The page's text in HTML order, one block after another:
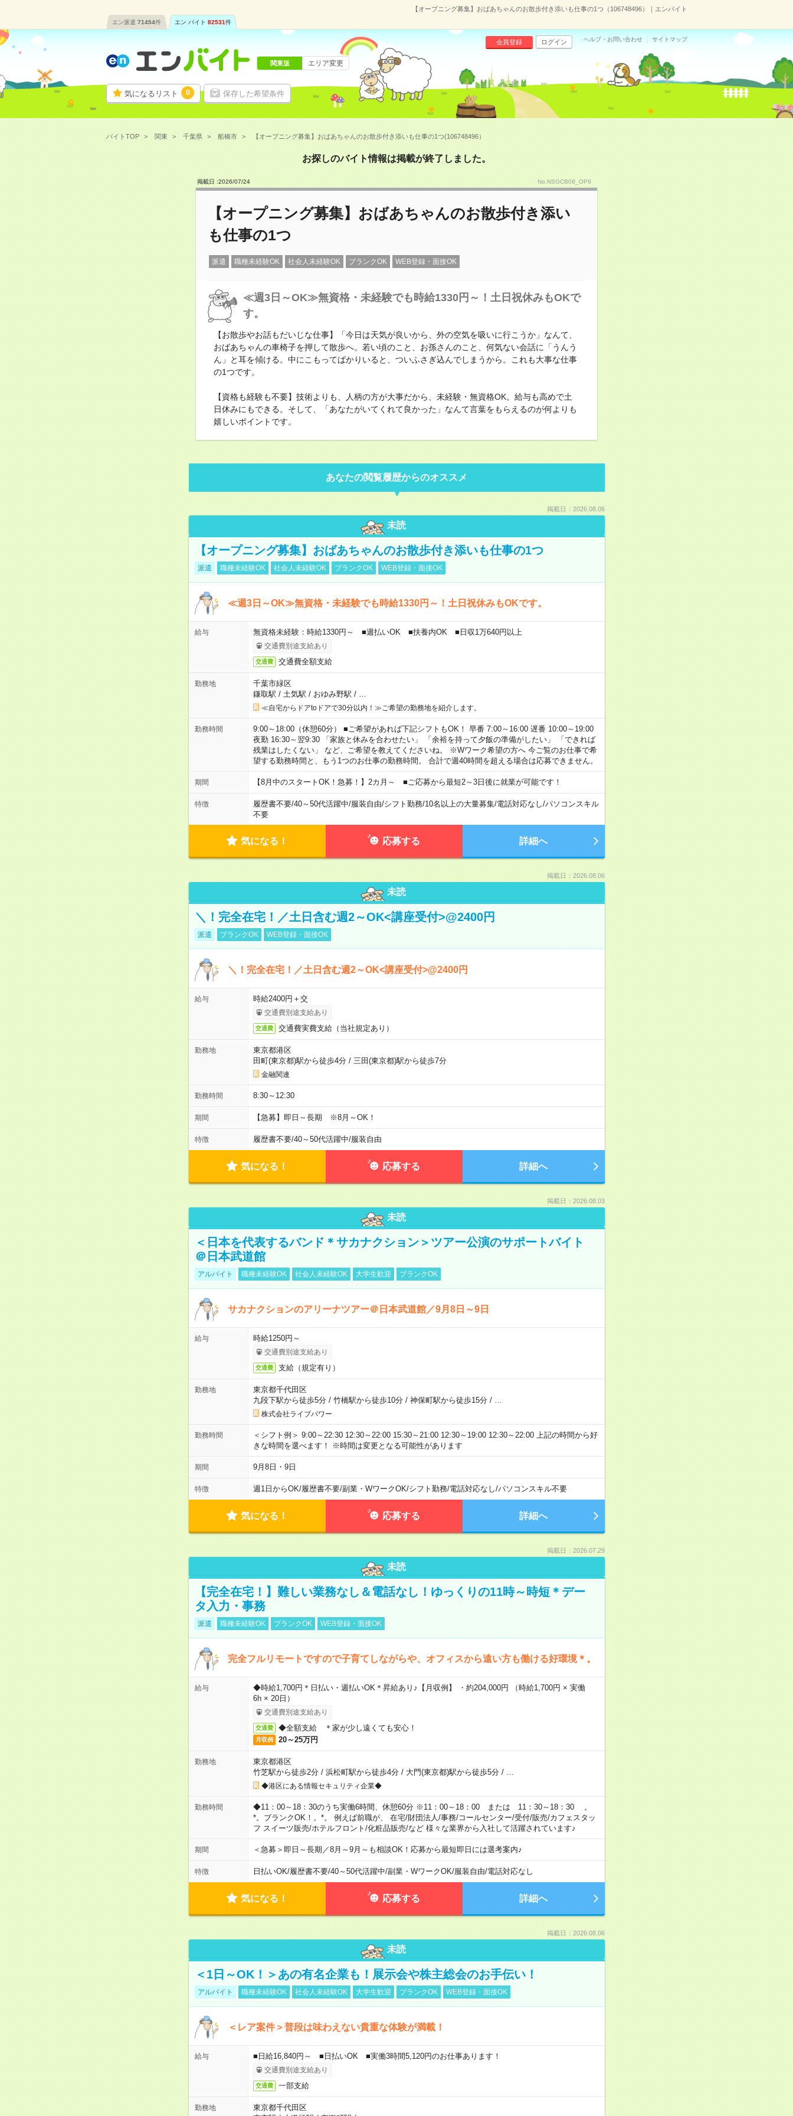
【オープニング募集】おばあちゃんのお散歩付き添いも仕事の1つ（106748496）｜エンバイト
エン派遣 71454件 エン バイト 82531件
気になるリスト 0 保存した希望条件
会員登録 ログイン ヘルプ・お問い合わせ サイトマップ
関東版 エリア変更
バイトTOP 関東 千葉県 船橋市 【オープニング募集】おばあちゃんのお散歩付き添いも仕事の1つ(106748496）
お探しのバイト情報は掲載が終了しました。
掲載日 :2026/07/24 No.NSGCB08_OP9
【オープニング募集】おばあちゃんのお散歩付き添い
も仕事の1つ
派遣 職種未経験OK 社会人未経験OK ブランクOK WEB登録・面接OK
≪週3日～OK≫無資格・未経験でも時給1330円～！土日祝休みもOKで
す。
【お散歩やお話もだいじな仕事】「今日は天気が良いから、外の空気を吸いに行こうか」なんて、
おばあちゃんの車椅子を押して散歩へ。若い頃のこと、お孫さんのこと、何気ない会話に「うんう
ん」と耳を傾ける。中にこもってばかりいると、ついふさぎ込んでしまうから。これも大事な仕事
の1つです。
【資格も経験も不要】技術よりも、人柄の方が大事だから、未経験・無資格OK。給与も高めで土
日休みにもできる。そして、「あなたがいてくれて良かった」なんて言葉をもらえるのが何よりも
嬉しいポイントです。
あなたの閲覧履歴からのオススメ
掲載日：2026.08.06
未読
【オープニング募集】おばあちゃんのお散歩付き添いも仕事の1つ
派遣 職種未経験OK 社会人未経験OK ブランクOK WEB登録・面接OK
≪週3日～OK≫無資格・未経験でも時給1330円～！土日祝休みもOKです。
給与 無資格未経験：時給1330円～ ■週払いOK ■扶養内OK ■日収1万640円以上
交通費別途支給あり
交通費 交通費全額支給
勤務地
千葉市緑区
鎌取駅 / 土気駅 / おゆみ野駅 /
≪自宅からドアtoドアで30分以内！≫ご希望の勤務地を紹介します。
勤務時間
9:00～18:00（休憩60分） ■ご希望があれば下記シフトもOK！ 早番 7:00～16:00 遅番 10:00～19:00
夜勤 16:30～翌9:30 「家族と休みを合わせたい」 「余裕を持って夕飯の準備がしたい」 「できれば
残業はしたくない」 など、ご希望を教えてくださいね。 ※Wワーク希望の方へ 今ご覧のお仕事で希
望する勤務時間と、もう1つのお仕事の勤務時間。 合計で週40時間を超える場合は応募できません。
期間 【8月中のスタートOK！急募！】2カ月～ ■ご応募から最短2～3日後に就業が可能です！
特徴 履歴書不要/40～50代活躍中/服装自由/シフト勤務/10名以上の大量募集/電話対応なし/パソコンスキル
不要
気になる！ 応募する 詳細へ
掲載日：2026.08.06
未読
＼！完全在宅！／土日含む週2～OK<講座受付>@2400円
派遣 ブランクOK WEB登録・面接OK
＼！完全在宅！／土日含む週2～OK<講座受付>@2400円
給与 時給2400円＋交
交通費別途支給あり
交通費 交通費実費支給（当社規定あり）
勤務地
東京都港区
田町(東京都)駅から徒歩4分/ 三田(東京都)駅から徒歩7分
金融関連
勤務時間 8:30～12:30
期間 【急募】即日～長期 ※8月～OK！
特徴 履歴書不要/40～50代活躍中/服装自由
気になる！ 応募する 詳細へ
掲載日：2026.08.03
未読
＜日本を代表するバンド＊サカナクション＞ツアー公演のサポートバイト
＠日本武道館
アルバイト 職種未経験OK 社会人未経験OK 大学生歓迎 ブランクOK
サカナクションのアリーナツアー＠日本武道館／9月8日～9日
給与 時給1250円～
交通費別途支給あり
交通費 支給（規定有り）
勤務地
東京都千代田区
九段下駅から徒歩5分/ 竹橋駅から徒歩10分/ 神保町駅から徒歩15分/
株式会社ライブパワー
勤務時間
＜シフト例＞ 9:00～22:30 12:30～22:00 15:30～21:00 12:30～19:00 12:30～22:00 上記の時間から好
きな時間を選べます！ ※時間は変更となる可能性があります
期間 9月8日・9日
特徴 週1日からOK/履歴書不要/副業・WワークOK/シフト勤務/電話対応なし/パソコンスキル不要
気になる！ 応募する 詳細へ
掲載日：2026.07.29
未読
【完全在宅！】難しい業務なし＆電話なし！ゆっくりの11時～時短＊デー
タ入力・事務
派遣 職種未経験OK ブランクOK WEB登録・面接OK
完全フルリモートですので子育てしながらや、オフィスから遠い方も働ける好環境＊。
給与
◆時給1,700円＊日払い・週払いOK＊昇給あり♪【月収例】 ・約204,000円 （時給1,700円 × 実働
6h × 20日）
交通費別途支給あり
交通費 ◆全額支給 ＊家が少し遠くても安心！
月収例 20～25万円
勤務地
東京都港区
竹芝駅から徒歩2分/ 浜松町駅から徒歩4分/ 大門(東京都)駅から徒歩5分/
◆港区にある情報セキュリティ企業◆
勤務時間
◆11：00～18：30のうち実働6時間、休憩60分 ※11：00～18：00 または 11：30～18：30 。
*。ブランクOK！。*。 例えば前職が、 在宅/財団法人/事務/コールセンター/受付/販売/カフェスタッ
フ スイーツ販売/ホテルフロント/化粧品販売/など 様々な業界から入社して活躍されています♪
期間 ＜急募＞即日～長期／8月～9月～も相談OK！応募から最短即日には選考案内♪
特徴 日払いOK/履歴書不要/40～50代活躍中/副業・WワークOK/服装自由/電話対応なし
気になる！ 応募する 詳細へ
掲載日：2026.08.06
未読
＜1日～OK！＞あの有名企業も！展示会や株主総会のお手伝い！
アルバイト 職種未経験OK 社会人未経験OK 大学生歓迎 ブランクOK WEB登録・面接OK
＜レア案件＞普段は味わえない貴重な体験が満載！
給与 ■日給16,840円～ ■日払いOK ■実働3時間5,120円のお仕事あります！
交通費別途支給あり
交通費 一部支給
勤務地
東京都千代田区